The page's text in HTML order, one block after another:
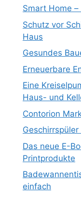
Smart Home
Schutz vor
Haus
Gesundes
Erneuerbare
Eine
Haus- und
Contorion
Das neue E-
Printprodukte
einfach